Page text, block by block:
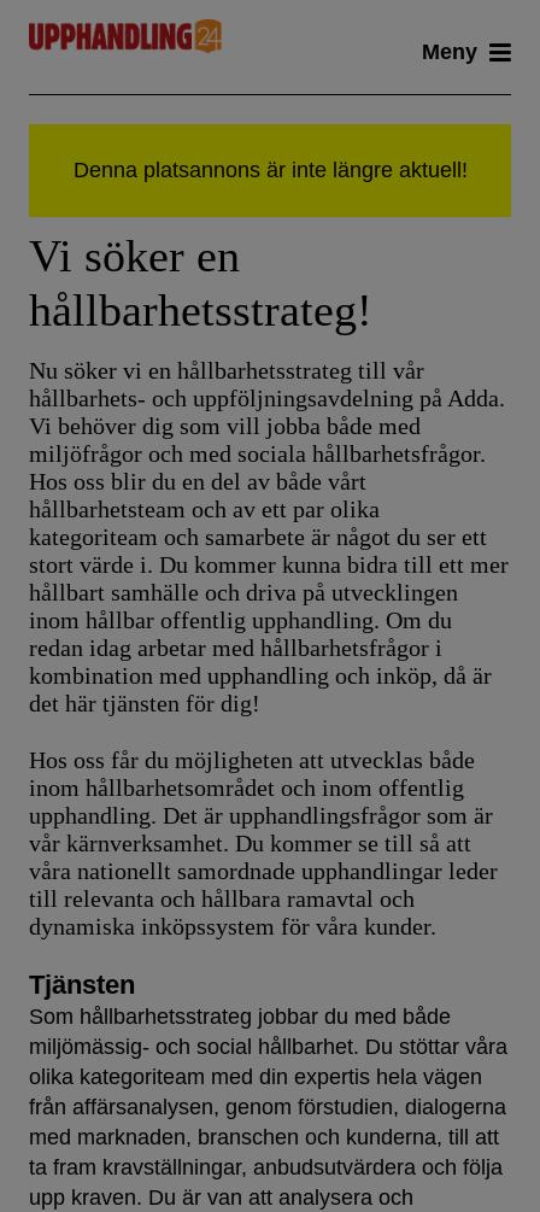
content
Meny
Vi söker en
hållbarhetsstrateg!
Nu söker vi en hållbarhetsstrateg till vår
hållbarhets- och uppföljningsavdelning på Adda.
Vi behöver dig som vill jobba både med
miljöfrågor och med sociala hållbarhetsfrågor.
Hos oss blir du en del av både vårt
hållbarhetsteam och av ett par olika
kategoriteam och samarbete är något du ser ett
stort värde i. Du kommer kunna bidra till ett mer
hållbart samhälle och driva på utvecklingen
inom hållbar offentlig upphandling. Om du
redan idag arbetar med hållbarhetsfrågor i
kombination med upphandling och inköp, då är
det här tjänsten för dig!
Hos oss får du möjligheten att utvecklas både
inom hållbarhetsområdet och inom offentlig
upphandling. Det är upphandlingsfrågor som är
vår kärnverksamhet. Du kommer se till så att
våra nationellt samordnade upphandlingar leder
till relevanta och hållbara ramavtal och
dynamiska inköpssystem för våra kunder.
Tjänsten
Som hållbarhetsstrateg jobbar du med både
miljömässig- och social hållbarhet. Du stöttar våra
olika kategoriteam med din expertis hela vägen
från affärsanalysen, genom förstudien, dialogerna
med marknaden, branschen och kunderna, till att
ta fram kravställningar, anbudsutvärdera och följa
upp kraven. Du är van att analysera och